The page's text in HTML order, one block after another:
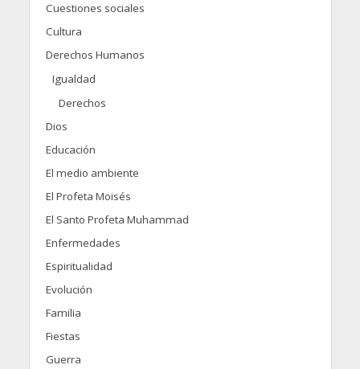
Cuestiones sociales
Cultura
Derechos Humanos
Igualdad
Derechos
Dios
Educación
El medio ambiente
El Profeta Moisés
El Santo Profeta Muhammad
Enfermedades
Espiritualidad
Evolución
Familia
Fiestas
Guerra